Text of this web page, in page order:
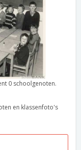
0 schoolgenoten.
en klassenfoto's